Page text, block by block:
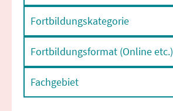
Fortbildungskategorie
Fortbildungsformat (Online etc.)
Fachgebiet